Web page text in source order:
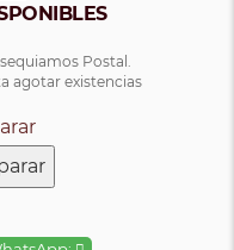
Postal.
agotar existencias